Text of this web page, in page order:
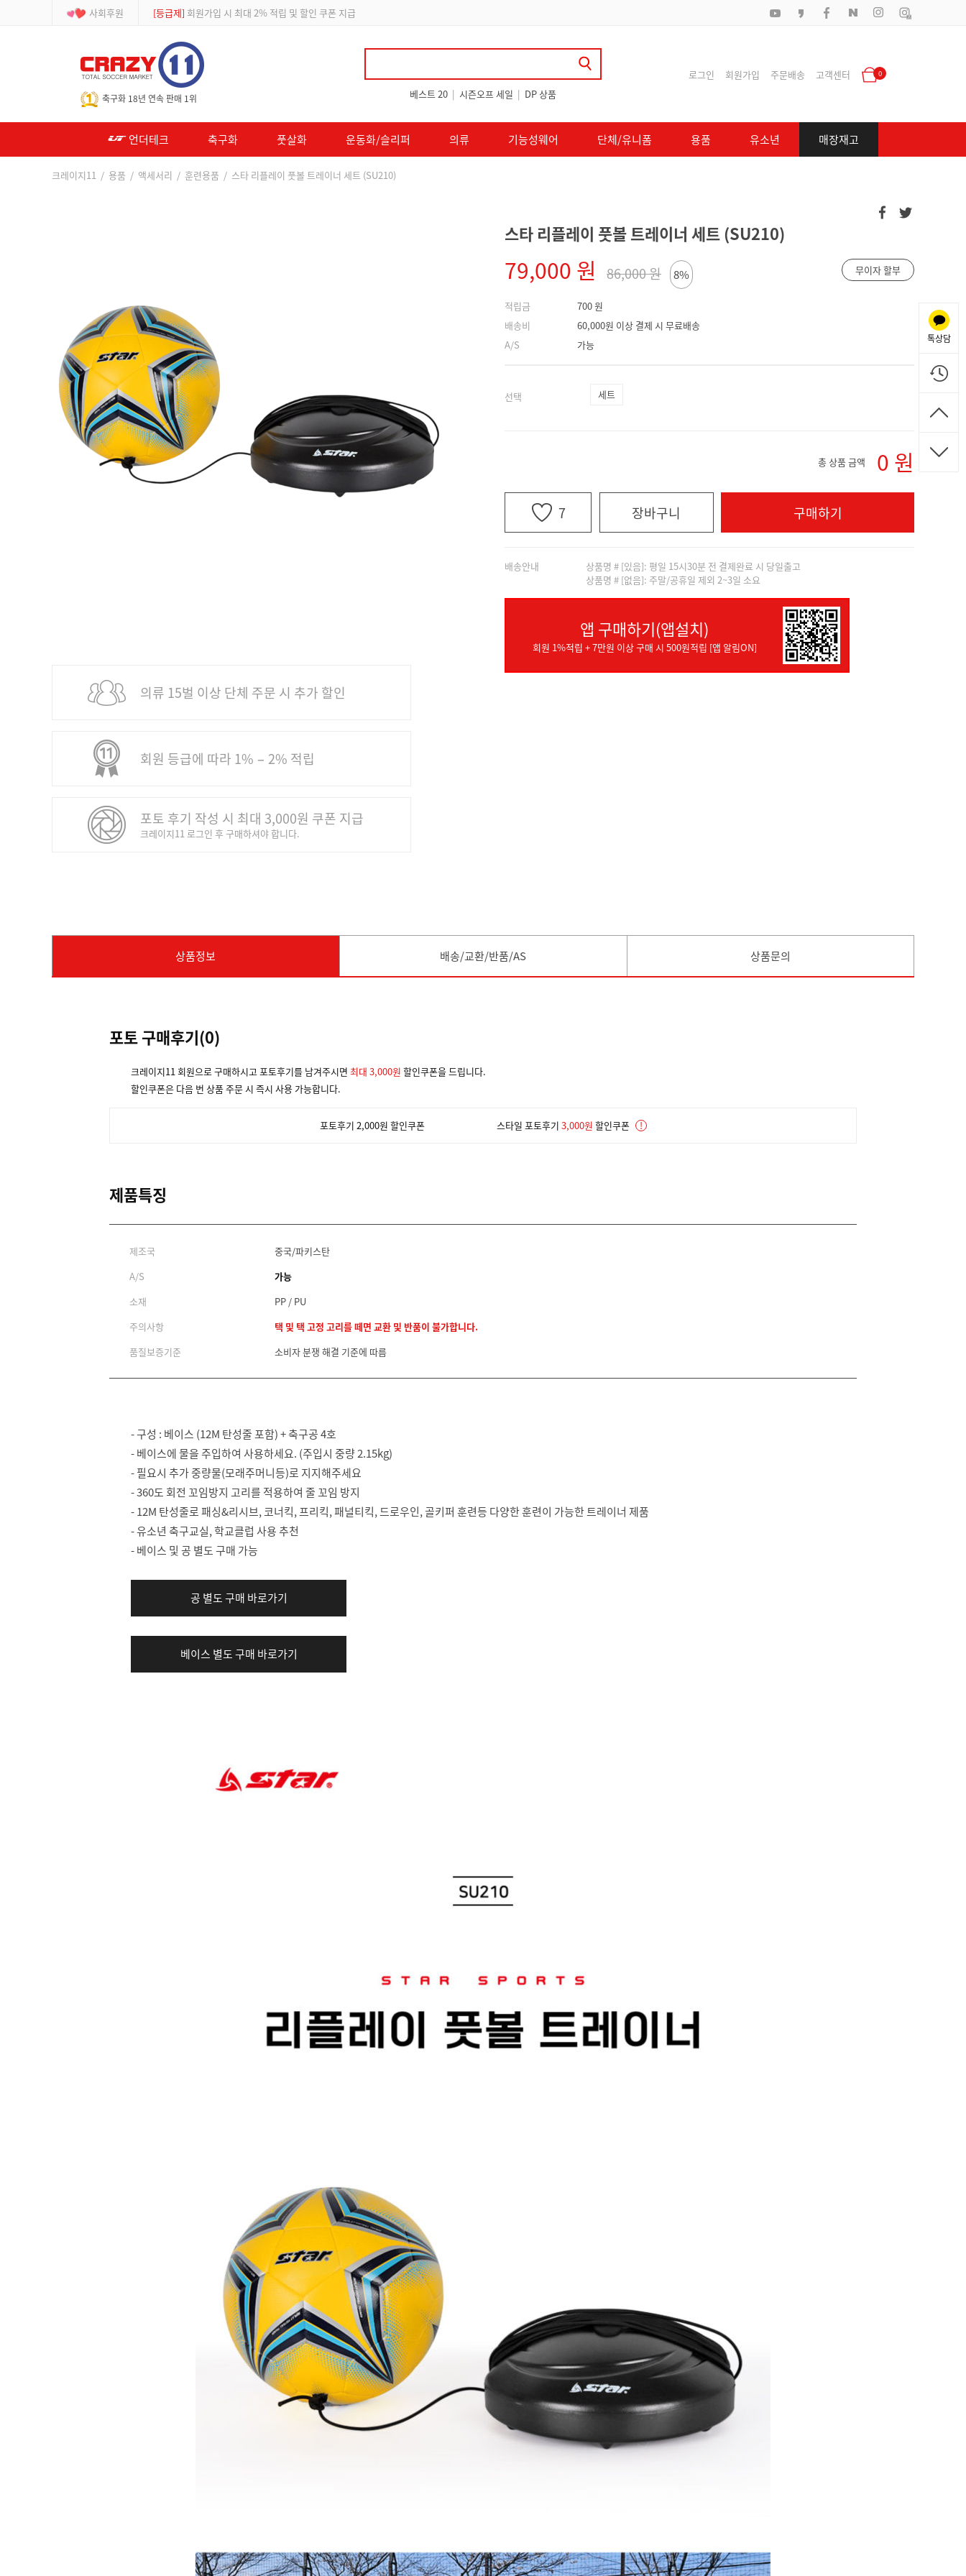
사회후원 [등급제] 회원가입 시 최대 2% 적립 및 할인 쿠폰 지급
축구화 18년 연속 판매 1위 베스트 20 | 시즌오프 세일 | DP 상품
로그인 회원가입 주문배송 고객센터 0
언더테크 축구화 풋살화 운동화/슬리퍼 의류 기능성웨어 단체/유니폼 용품 유소년 매장재고
크레이지11 / 용품 / 액세서리 / 훈련용품 / 스타 리플레이 풋볼 트레이너 세트 (SU210)
의류 15벌 이상 단체 주문 시 추가 할인
회원 등급에 따라 1% − 2% 적립
포토 후기 작성 시 최대 3,000원 쿠폰 지급
크레이지11 로그인 후 구매하셔야 합니다.
스타 리플레이 풋볼 트레이너 세트 (SU210)
79,000 원 86,000 원 8% 무이자 할부
적립금
배송비
A/S
700 원
60,000원 이상 결제 시 무료배송
가능
선택 세트
총 상품 금액 0 원
7 장바구니 구매하기
배송안내
상품명 # [있음]: 평일 15시30분 전 결제완료 시 당일출고
상품명 # [없음]: 주말/공휴일 제외 2~3일 소요
앱 구매하기(앱설치)
회원 1%적립 + 7만원 이상 구매 시 500원적립 [앱 알림ON]
상품정보 배송/교환/반품/AS 상품문의
포토 구매후기(0)
크레이지11 회원으로 구매하시고 포토후기를 남겨주시면 최대 3,000원 할인쿠폰을 드립니다.
할인쿠폰은 다음 번 상품 주문 시 즉시 사용 가능합니다.
포토후기 2,000원 할인쿠폰 스타일 포토후기 3,000원 할인쿠폰 !
제품특징
제조국
중국/파키스탄
A/S
가능
소재
PP / PU
주의사항
택 및 택 고정 고리를 떼면 교환 및 반품이 불가합니다.
품질보증기준
소비자 분쟁 해결 기준에 따름
- 구성 : 베이스 (12M 탄성줄 포함) + 축구공 4호
- 베이스에 물을 주입하여 사용하세요. (주입시 중량 2.15kg)
- 필요시 추가 중량물(모래주머니등)로 지지해주세요
- 360도 회전 꼬임방지 고리를 적용하여 줄 꼬임 방지
- 12M 탄성줄로 패싱&리시브, 코너킥, 프리킥, 패널티킥, 드로우인, 골키퍼 훈련등 다양한 훈련이 가능한 트레이너 제품
- 유소년 축구교실, 학교클럽 사용 추천
- 베이스 및 공 별도 구매 가능
공 별도 구매 바로가기
베이스 별도 구매 바로가기
톡상담